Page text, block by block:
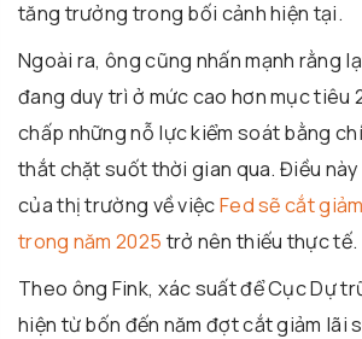
tăng trưởng trong bối cảnh hiện tại.
Ngoài ra, ông cũng nhấn mạnh rằng
đang duy trì ở mức cao hơn mục tiêu
chấp những nỗ lực kiểm soát bằng
thắt chặt suốt thời gian qua. Điều này
của thị trường về việcFed sẽ cắt
trong năm 2025trở nên thiếu thực tế.
Theo ông Fink, xác suất để Cục Dự
hiện từ bốn đến năm đợt cắt giảm lãi